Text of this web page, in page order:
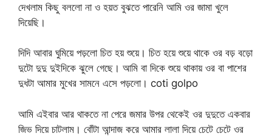
দেখলাম কিছু বললো না ও হয়ত বুঝতে পারেনি আমি ওর জামা খুলে
দিয়েছি।
দিদি আবার ঘুমিয়ে পড়লো চিত হয় শুয়ে। চিত হয়ে শুয়ে থাকে ওর বড় বড়ো
দুটো দুদু দুইদিকে ঝুলে গেছে। আমি বা দিকে শুয়ে থাকায় ওর বা পাশের
দুধটা আমার মুখের সামনে এসে পড়লো। coti golpo
আমি এইবার আর থাকতে না পেরে জমার উপর থেকেই ওর দুদুতে একবার
জিভ দিয়ে চাটলাম। বোঁটা আন্দাজ করে আমার লালা দিয়ে চেটে চেটে ওর